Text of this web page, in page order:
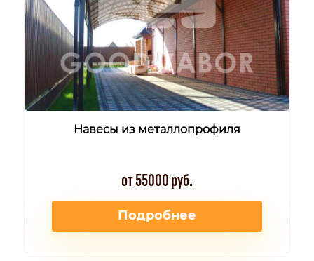
Навесы из металлопрофиля
от 55000 руб.
Подробнее